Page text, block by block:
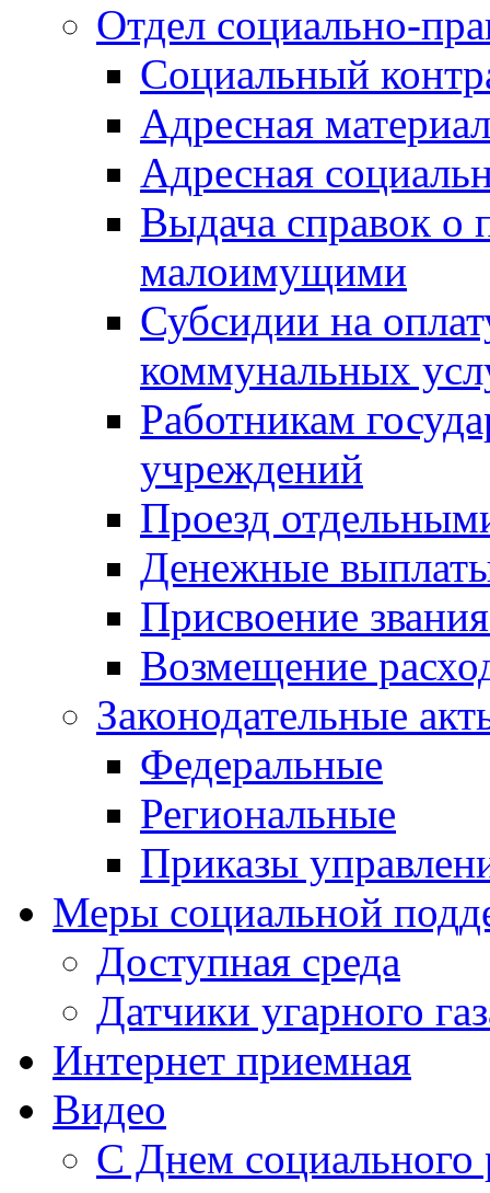
Отдел социально-
Социальный
Адресная
Адресная
Выдача справок о
малоимущими
Субсидии на
коммунальных
Работникам
учреждений
Проезд
Денежные
Присвоение
Возмещение
Законодательные
Федеральные
Региональные
Приказы
Меры социальной
Доступная среда
Датчики угарного
Интернет приемная
Видео
С Днем социального